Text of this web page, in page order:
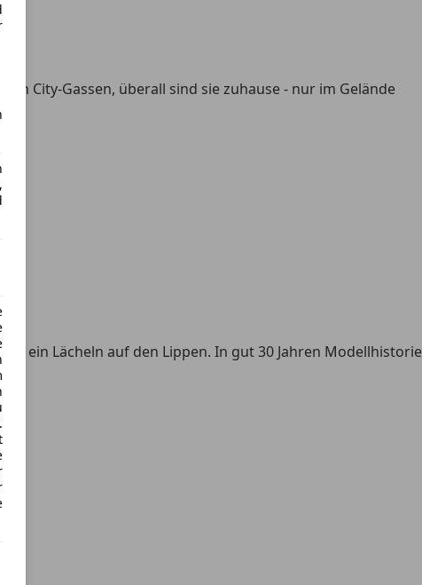
City-Gassen, überall sind sie zuhause - nur im Gelände
ein Lächeln auf den Lippen. In gut 30 Jahren Modellhistorie